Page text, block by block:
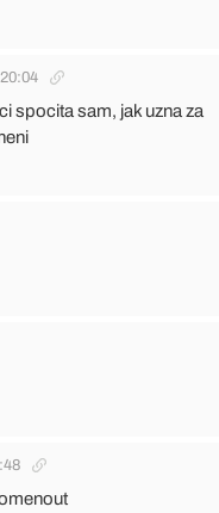
20:04
spocita sam, jak uzna za